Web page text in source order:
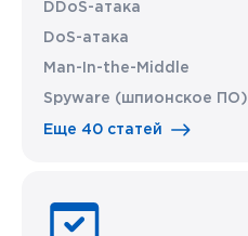
DDoS-атака
DoS-атака
Man-In-the-Middle
Spyware (шпионское ПО)
Еще 40 статей